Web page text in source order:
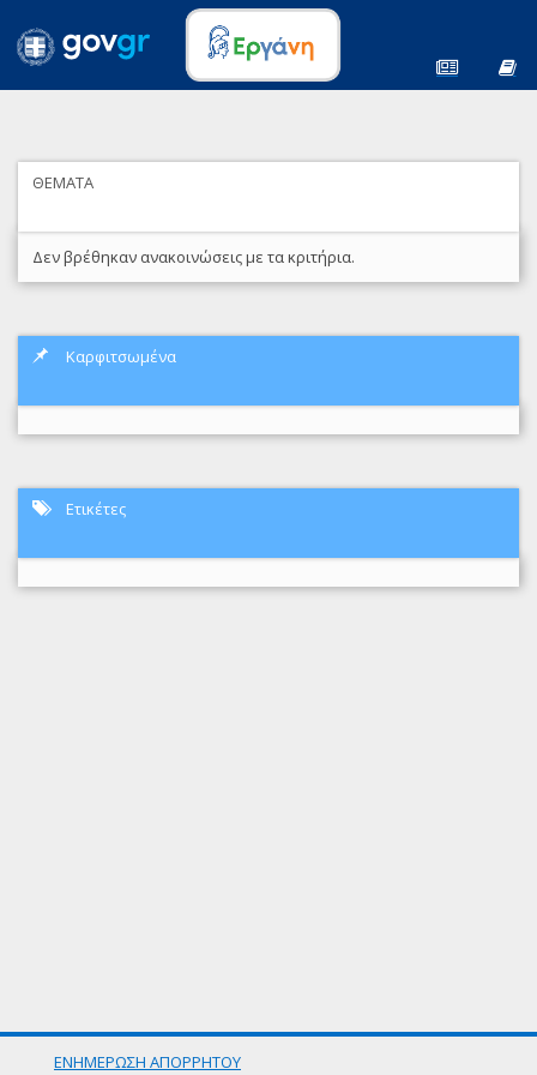
ΘΕΜΑΤΑ
Δεν βρέθηκαν ανακοινώσεις με τα κριτήρια.
Καρφιτσωμένα
Ετικέτες
ΕΝΗΜΕΡΩΣΗ ΑΠΟΡΡΗΤΟΥ